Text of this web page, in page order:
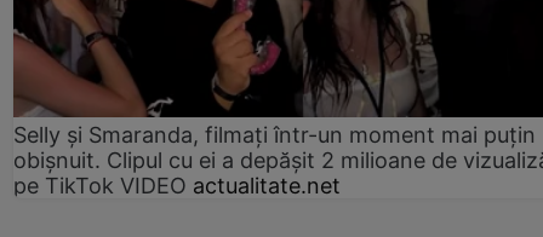
Selly și Smaranda, filmați într-un moment mai puțin
obișnuit. Clipul cu ei a depășit 2 milioane de
pe TikTok VIDEO actualitate.net